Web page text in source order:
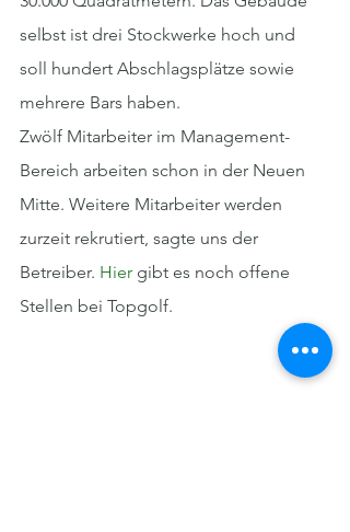
selbst ist drei Stockwerke hoch und
soll hundert Abschlagsplätze sowie
mehrere Bars haben.
Zwölf Mitarbeiter im Management-
Bereich arbeiten schon in der Neuen
Mitte. Weitere Mitarbeiter werden
zurzeit rekrutiert, sagte uns der
Betreiber. Hier gibt es noch offene
Stellen bei Topgolf.